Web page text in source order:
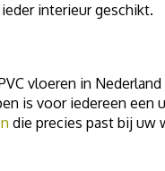
interieur geschikt.
vloeren in
is voor iedereen
die precies past bij uw